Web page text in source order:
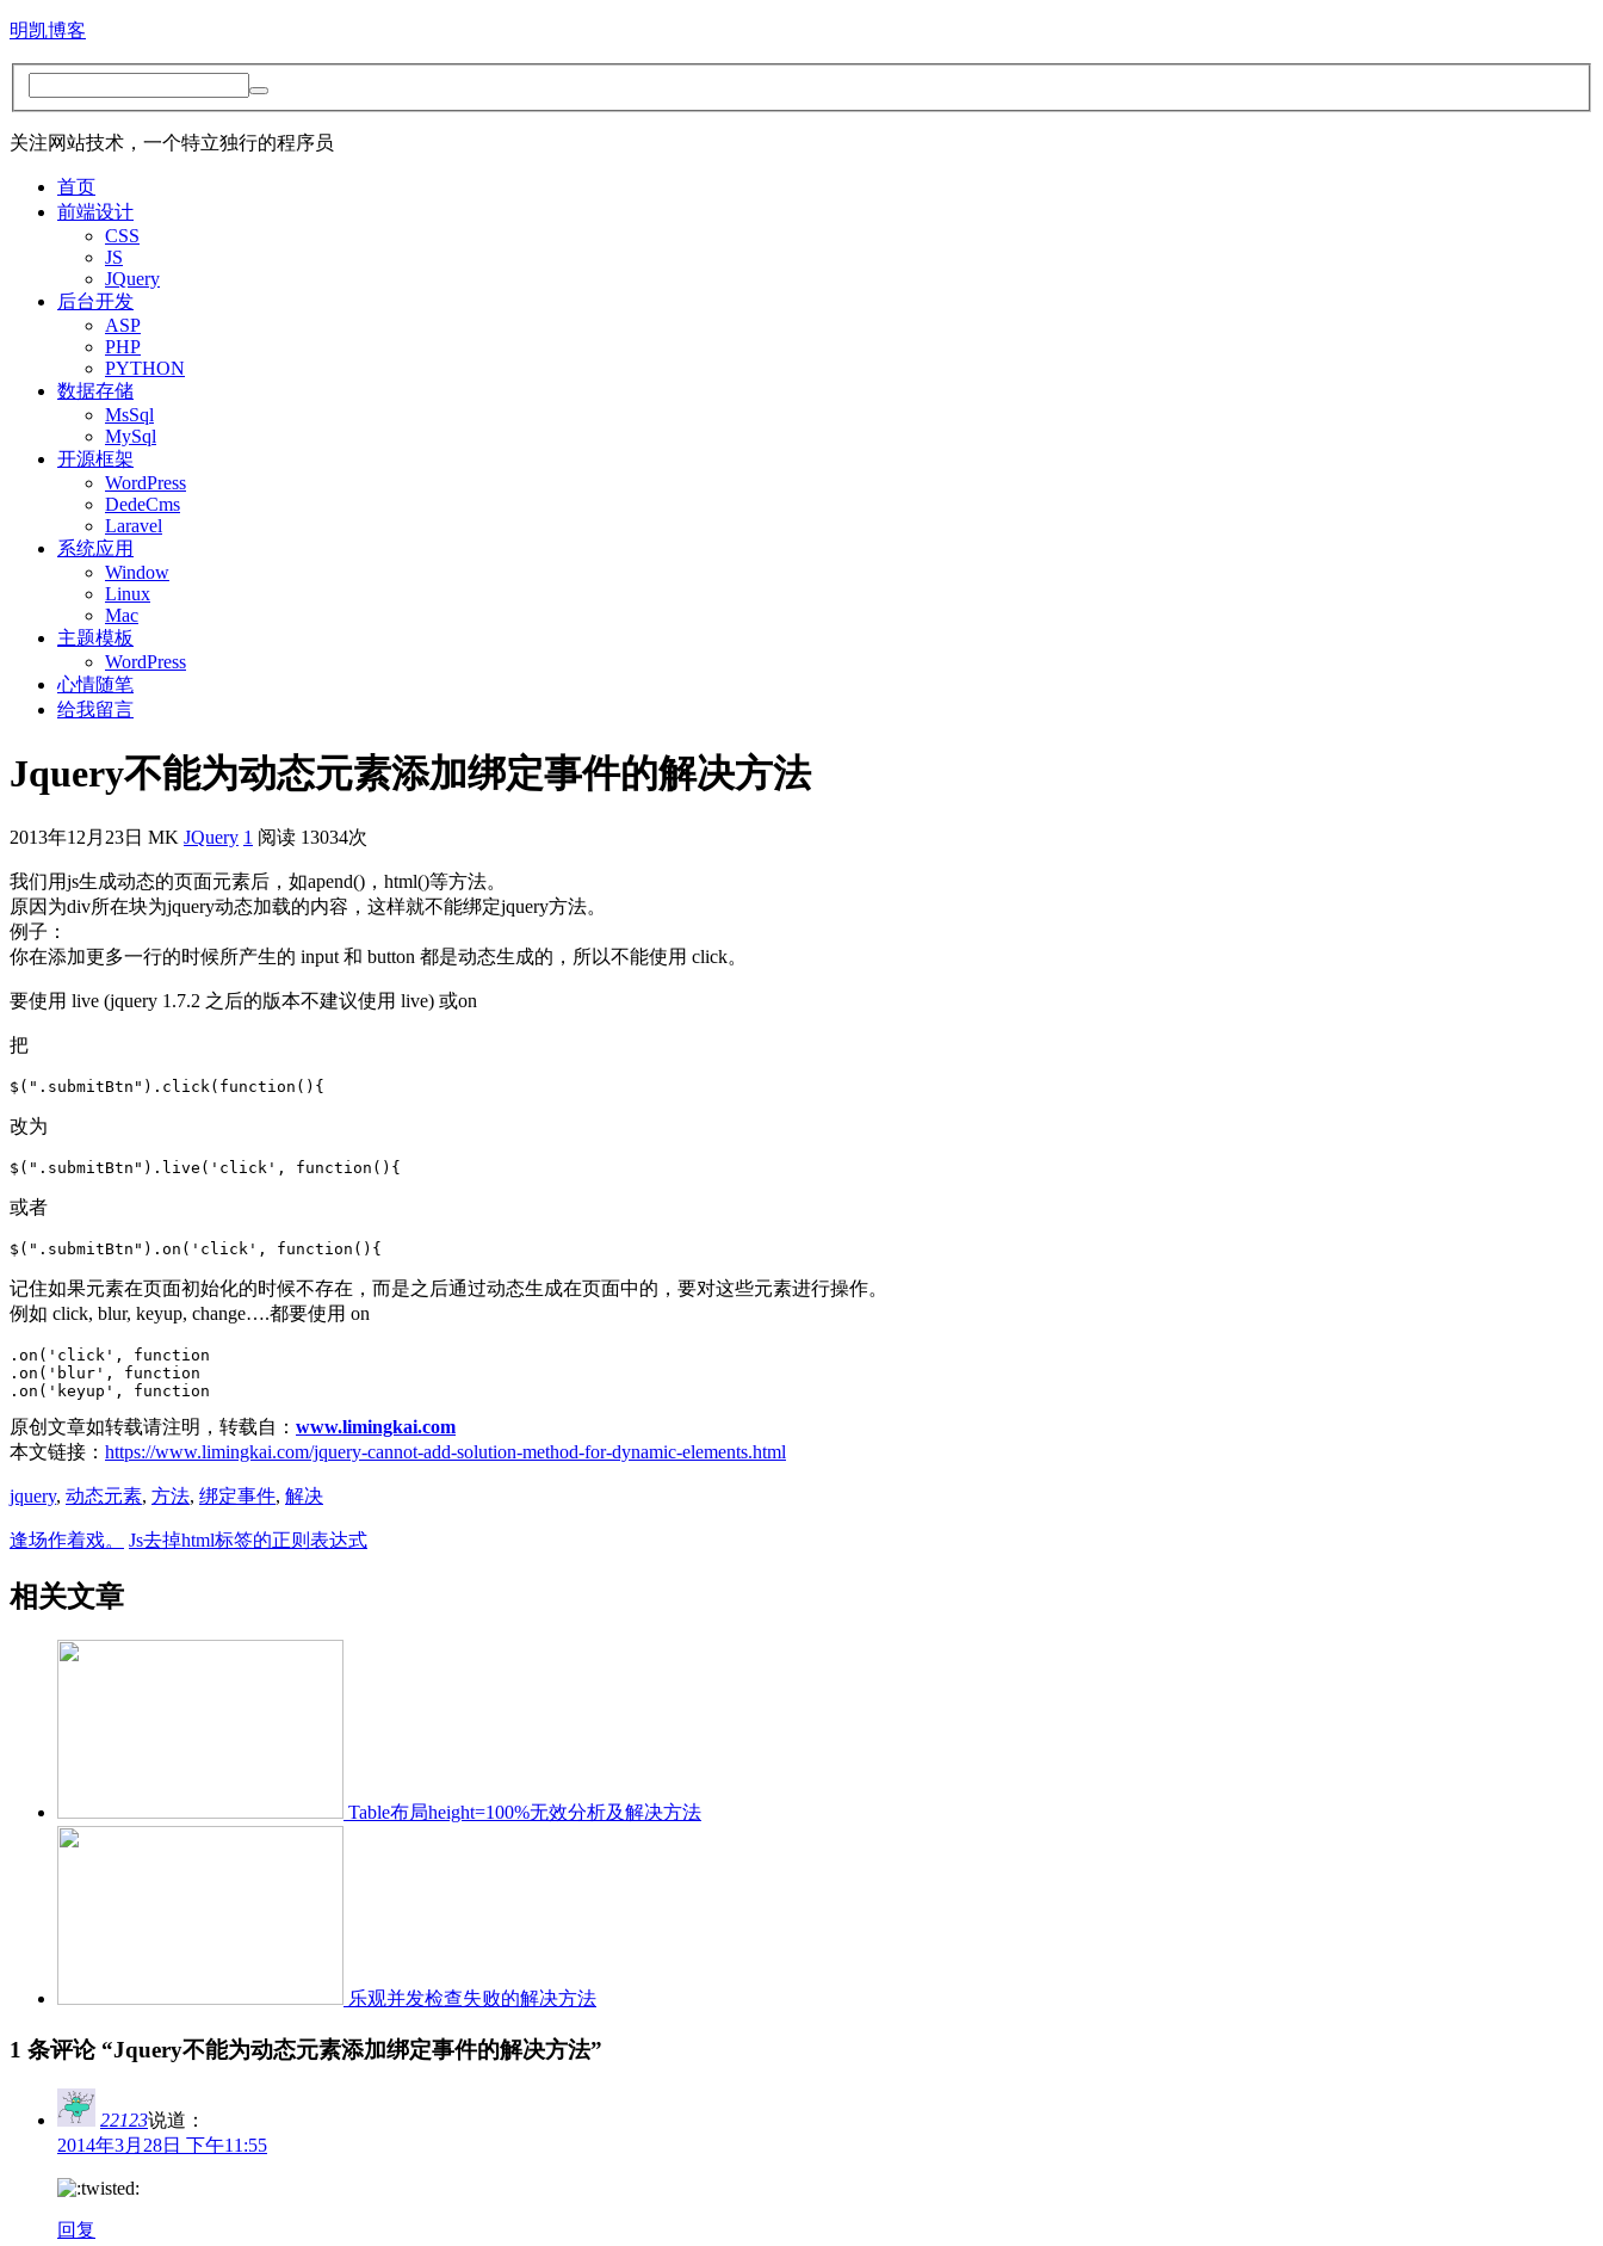
明凯博客
关注网站技术，一个特立独行的程序员
首页
前端设计
CSS
JS
JQuery
后台开发
ASP
PHP
PYTHON
数据存储
MsSql
MySql
开源框架
WordPress
DedeCms
Laravel
系统应用
Window
Linux
Mac
主题模板
WordPress
心情随笔
给我留言
Jquery不能为动态元素添加绑定事件的解决方法
2013年12月23日 MK JQuery 1 阅读 13034次
我们用js生成动态的页面元素后，如apend()，html()等方法。
原因为div所在块为jquery动态加载的内容，这样就不能绑定jquery方法。
例子：
你在添加更多一行的时候所产生的 input 和 button 都是动态生成的，所以不能使用 click。
要使用 live (jquery 1.7.2 之后的版本不建议使用 live) 或on
把
改为
或者
记住如果元素在页面初始化的时候不存在，而是之后通过动态生成在页面中的，要对这些元素进行操作。
例如 click, blur, keyup, change….都要使用 on
.on('click', function
.on('blur', function
原创文章如转载请注明，转载自： www.limingkai.com
本文链接： https://www.limingkai.com/jquery-cannot-add-solution-method-for-dynamic-elements.html
jquery, 动态元素, 方法, 绑定事件, 解决
逢场作着戏。 Js去掉html标签的正则表达式
相关文章
Table布局height=100%无效分析及解决方法
乐观并发检查失败的解决方法
1 条评论 “Jquery不能为动态元素添加绑定事件的解决方法”
22123说道：
2014年3月28日 下午11:55
回复